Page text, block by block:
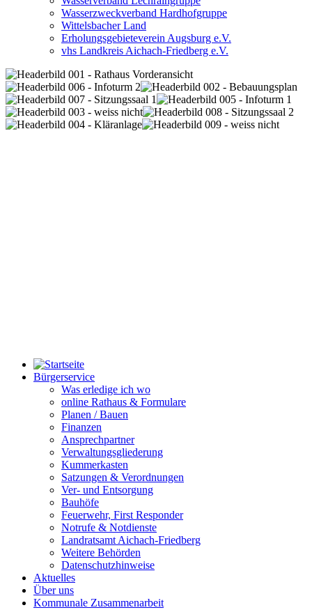
Wasserzweckverband Hardhofgruppe
Wittelsbacher Land
Erholungsgebieteverein Augsburg e.V.
vhs Landkreis Aichach-Friedberg e.V.
Bürgerservice
Was erledige ich wo
online Rathaus & Formulare
Planen / Bauen
Finanzen
Ansprechpartner
Verwaltungsgliederung
Kummerkasten
Satzungen & Verordnungen
Ver- und Entsorgung
Bauhöfe
Feuerwehr, First Responder
Notrufe & Notdienste
Landratsamt Aichach-Friedberg
Weitere Behörden
Datenschutzhinweise
Aktuelles
Über uns
Kommunale Zusammenarbeit